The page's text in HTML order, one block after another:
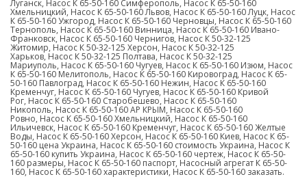
Луганск, Насос К 65-50-160 Симферополь, Насос К 65-50-160
Хмельницкий, Насос К 65-50-160 Львов, Насос К 65-50-160 Луцк, Насос
К 65-50-160 Ужгород, Насос К 65-50-160 Черновцы, Насос К 65-50-160
Тернополь, Насос К 65-50-160 Винница, Насос К 65-50-160 Ивано-
Франковск, Насос К 65-50-160 Чернигов, Насос К 50-32-125
Житомир, Насос К 50-32-125 Херсон, Насос К 50-32-125
Харьков, Насос К 50-32-125 Полтава, Насос К 50-32-125
Мариуполь, Насос К 65-50-160 Чугуев, Насос К 65-50-160 Изюм, Насос
К 65-50-160 Мелитополь, Насос К 65-50-160 Кировоград, Насос К 65-
50-160 Павлоград, Насос К 65-50-160 Нежин, Насос К 65-50-160
Кременчуг, Насос К 65-50-160 Чугуев, Насос К 65-50-160 Кривой
Рог, Насос К 65-50-160 Старобешево, Насос К 65-50-160
Никополь, Насос К 65-50-160 АР КРЫМ, Насос К 65-50-160
Ровно, Насос К 65-50-160 Хмельницкий, Насос К 65-50-160
Ильичевск, Насос К 65-50-160 Кременчуг, Насос К 65-50-160 Желтые
Воды, Насос К 65-50-160 Херсон, Насос К 65-50-160 Киев, Насос К 65-
50-160 цена Украина, Насос К 65-50-160 стоимость Украина, Насос К
65-50-160 купить Украина, Насос К 65-50-160 чертеж, Насос К 65-50-
160 размеры, Насос К 65-50-160 паспорт, Насосный агрегат К 65-50-
160, Насос К 65-50-160 характеристики, Насос К 65-50-160 заказать.